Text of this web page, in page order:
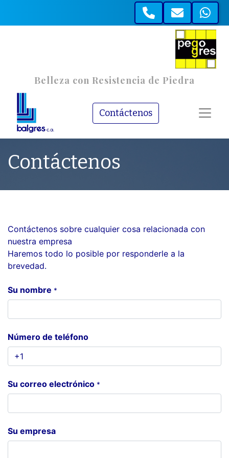
Belleza con Resistencia de Piedra
Contáctenos
Contáctenos
Contáctenos sobre cualquier cosa relacionada con
nuestra empresa
Haremos todo lo posible por responderle a la
brevedad.
Su nombre *
Número de teléfono
Su correo electrónico *
Su empresa